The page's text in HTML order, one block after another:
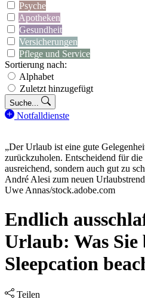
Psyche
Apotheken
Gesundheit
Versicherungen
Pflege und Service
Sortierung nach:
Alphabet
Zuletzt hinzugefügt
Suche...
Notfalldienste
„Der Urlaub ist eine gute
zurückzuholen. Entscheidend für
ausreichend, sondern auch gut zu
André Alesi zum neuen
Uwe Annas/stock.adobe.com
Endlich
Urlaub: Was Sie
Sleepcation
Teilen